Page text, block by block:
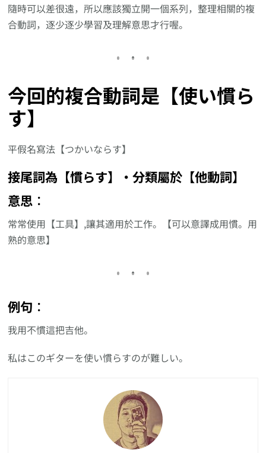
隨時可以差很遠，所以應該獨立開一個系列，整理相關的複
合動詞，逐少逐少學習及理解意思才行喔。
今回的複合動詞是【使い慣ら
す】
平假名寫法【つかいならす】
接尾詞為【慣らす】‧分類屬於【他動詞】
意思︰
常常使用【工具】,讓其適用於工作。【可以意譯成用慣。用
熟的意思】
例句︰
我用不慣這把吉他。
私はこのギターを使い慣らすのが難しい。